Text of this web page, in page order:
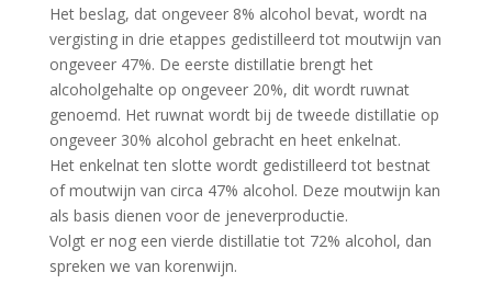
Het beslag, dat ongeveer 8% alcohol bevat, wordt na
vergisting in drie etappes gedistilleerd tot moutwijn van
ongeveer 47%. De eerste distillatie brengt het
alcoholgehalte op ongeveer 20%, dit wordt ruwnat
genoemd. Het ruwnat wordt bij de tweede distillatie op
ongeveer 30% alcohol gebracht en heet enkelnat.
Het enkelnat ten slotte wordt gedistilleerd tot bestnat
of moutwijn van circa 47% alcohol. Deze moutwijn kan
als basis dienen voor de jeneverproductie.
Volgt er nog een vierde distillatie tot 72% alcohol, dan
spreken we van korenwijn.